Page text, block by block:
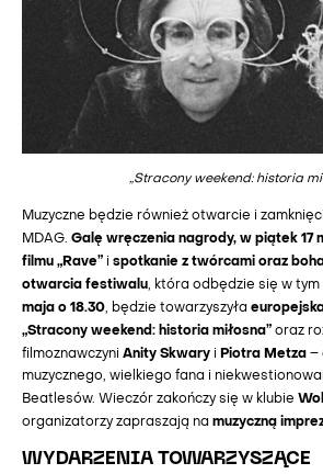
„Stracony weekend: historia
Muzyczne będzie również otwarcie i
MDAG. Galę wręczenia nagrody, w piątek 17
filmu „Rave”
spotkanie z twórcami oraz
otwarcia festiwalu, która odbędzie się w tym
maja o 18.30, będzie towarzyszyła
„Stracony weekend: historia miłosna” oraz
filmoznawczyni Anity Skwary Piotra Metza –
muzycznego, wielkiego fana i
Beatlesów. Wieczór zakończy się w klubie
organizatorzy zapraszają na muzyczną
WYDARZENIA TOWARZYSZĄCE